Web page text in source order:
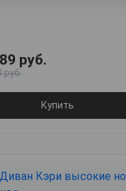
руб.
руб.
Купить